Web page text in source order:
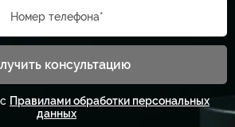
Номер телефона*
консультацию
Правилами обработки персональных
данных